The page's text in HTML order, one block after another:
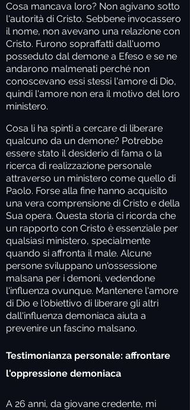
Cosa mancava loro? Non agivano sotto
l'autorità di Cristo. Sebbene invocassero
il nome, non avevano una relazione con
Cristo. Furono sopraffatti dall'uomo
posseduto dal demone a Efeso e se ne
andarono malmenati perché non
conoscevano essi stessi l'amore di Dio,
quindi l'amore non era il motivo del loro
ministero.
Cosa li ha spinti a cercare di liberare
qualcuno da un demone? Potrebbe
essere stato il desiderio di fama o la
ricerca di realizzazione personale
attraverso un ministero come quello di
Paolo. Forse alla fine hanno acquisito
una vera comprensione di Cristo e della
Sua opera. Questa storia ci ricorda che
un rapporto con Cristo è essenziale per
qualsiasi ministero, specialmente
quando si affronta il male. Alcune
persone sviluppano un'ossessione
malsana per i demoni, vedendone
l'influenza ovunque. Mantenere l'amore
di Dio e l'obiettivo di liberare gli altri
dall'influenza demoniaca aiuta a
prevenire un fascino malsano.
Testimonianza personale: affrontare
l'oppressione demoniaca
A 26 anni, da giovane credente, mi